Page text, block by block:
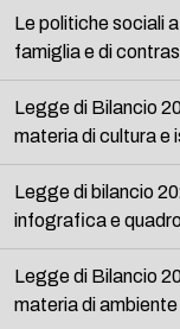
Le politiche sociali
famiglia e di
Legge di Bilancio
materia di cultura e
Legge di bilancio
infografica e
Legge di Bilancio
materia di ambiente